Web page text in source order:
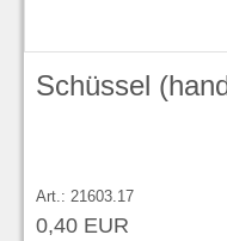
Art.: 21603.17
0,40 EUR